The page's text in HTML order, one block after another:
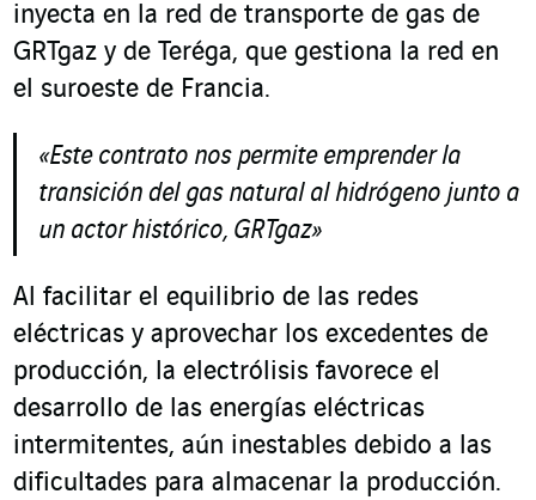
inyecta en la red de transporte de gas de
GRTgaz y de Teréga, que gestiona la red en
el suroeste de Francia.
«Este contrato nos permite emprender la
transición del gas natural al hidrógeno junto a
un actor histórico, GRTgaz»
Al facilitar el equilibrio de las redes
eléctricas y aprovechar los excedentes de
producción, la electrólisis favorece el
desarrollo de las energías eléctricas
intermitentes, aún inestables debido a las
dificultades para almacenar la producción.